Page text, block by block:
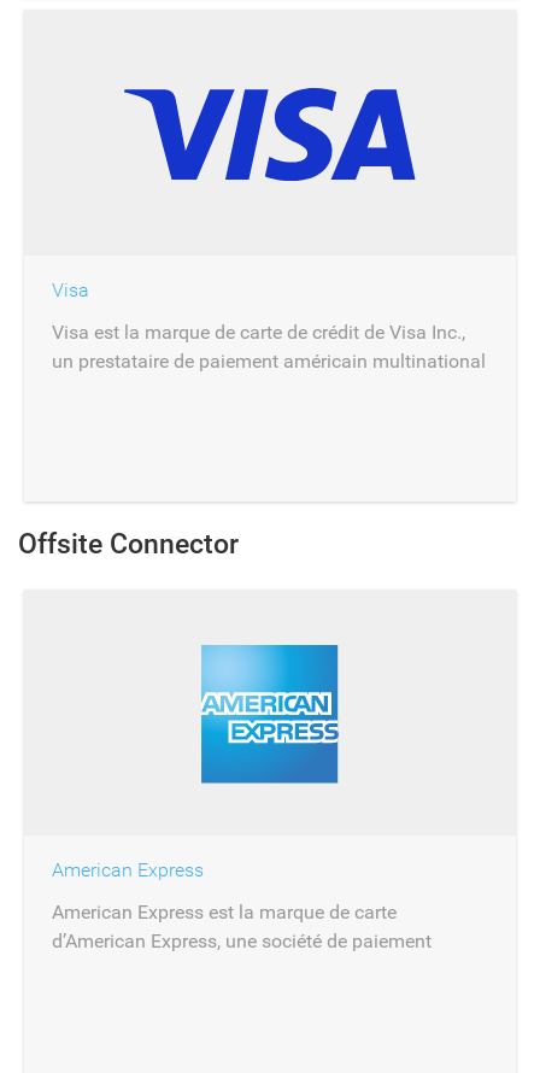
Visa
Visa est la marque de carte de crédit de Visa Inc.,
un prestataire de paiement américain multinational
Offsite Connector
American Express
American Express est la marque de carte
d’American Express, une société de paiement